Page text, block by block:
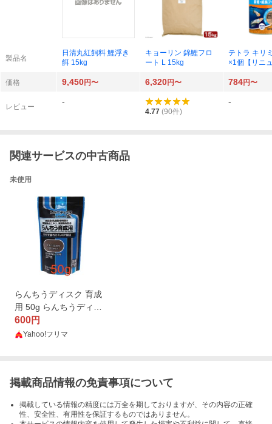
製品名
日清丸紅飼料 鯉浮き
餌 15kg
キョーリン 錦鯉フロ
ート L 15kg
テトラ キリ
×1個【リニ
価格
9,450円〜 6,320円〜 784円〜
レビュー
-
4.77 (90件)
-
関連サービスの中古商品
未使用
らんちうディスク 育成
用 50g らんちうディス
ク 良消化50g シリカ
ゲル乾燥剤入り！
600円
Yahoo!フリマ
掲載商品情報の免責事項について
掲載している情報の精度には万全を期しておりますが、その内容の正確
性、安全性、有用性を保証するものではありません。